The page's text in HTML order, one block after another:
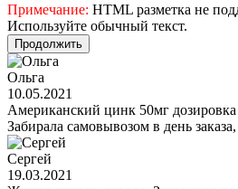
Примечание: HTML разметка не
Используйте обычный текст.
Продолжить
Ольга
10.05.2021
Американский цинк 50мг
Забирала самовывозом в день
Сергей
19.03.2021